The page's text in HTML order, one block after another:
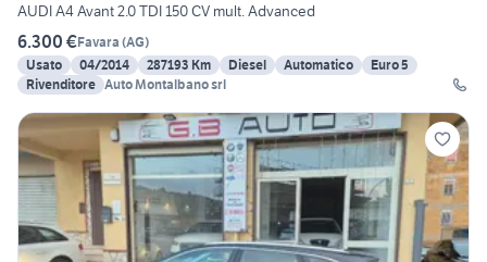
AUDI A4 Avant 2.0 TDI 150 CV mult. Advanced
6.300 €Favara (AG)
Usato
04/2014 287193 Km Diesel Automatico
Euro 5
Rivenditore Auto Montalbano srl